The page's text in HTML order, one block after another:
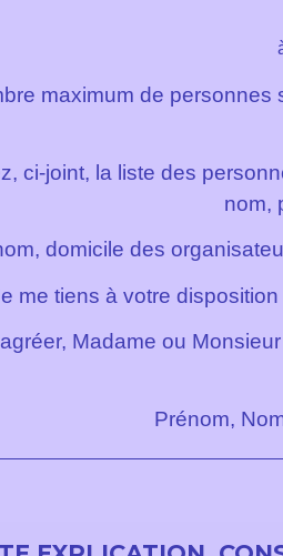
maximum de
ci-joint, la liste des
nom,
domicile des
me tiens à votre
Madame ou
Prénom,